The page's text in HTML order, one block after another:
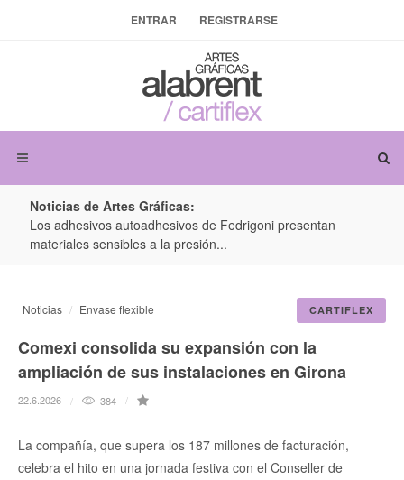
ENTRAR REGISTRARSE
Noticias de Artes Gráficas:
Los adhesivos autoadhesivos de Fedrigoni presentan
materiales sensibles a la presión...
CARTIFLEX
Noticias Envase flexible
Comexi consolida su expansión con la
ampliación de sus instalaciones en Girona
22.6.2026 384
La compañía, que supera los 187 millones de facturación,
celebra el hito en una jornada festiva con el Conseller de